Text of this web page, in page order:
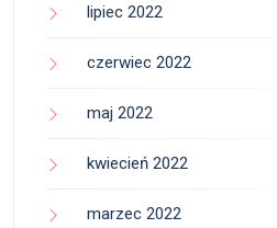
lipiec 2022
czerwiec 2022
maj 2022
kwiecień 2022
marzec 2022